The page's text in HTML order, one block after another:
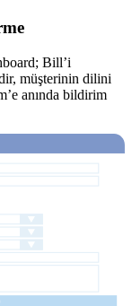
Bill’i
müşterinin dilini
anında bildirim